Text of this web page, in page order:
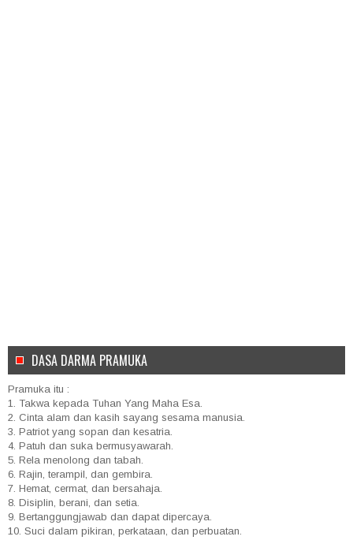
DASA DARMA PRAMUKA
Pramuka itu :
1. Takwa kepada Tuhan Yang Maha Esa.
2. Cinta alam dan kasih sayang sesama manusia.
3. Patriot yang sopan dan kesatria.
4. Patuh dan suka bermusyawarah.
5. Rela menolong dan tabah.
6. Rajin, terampil, dan gembira.
7. Hemat, cermat, dan bersahaja.
8. Disiplin, berani, dan setia.
9. Bertanggungjawab dan dapat dipercaya.
10. Suci dalam pikiran, perkataan, dan perbuatan.